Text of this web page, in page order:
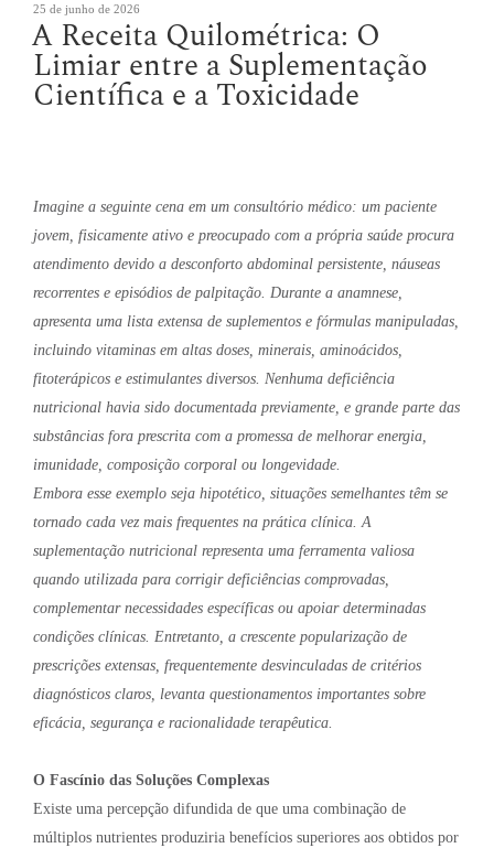
Publicado
em
25 de junho de 2026
A Receita Quilométrica: O
Limiar entre a Suplementação
Científica e a Toxicidade
Imagine a seguinte cena em um consultório médico: um paciente
jovem, fisicamente ativo e preocupado com a própria saúde procura
atendimento devido a desconforto abdominal persistente, náuseas
recorrentes e episódios de palpitação. Durante a anamnese,
apresenta uma lista extensa de suplementos e fórmulas manipuladas,
incluindo vitaminas em altas doses, minerais, aminoácidos,
fitoterápicos e estimulantes diversos. Nenhuma deficiência
nutricional havia sido documentada previamente, e grande parte das
substâncias fora prescrita com a promessa de melhorar energia,
imunidade, composição corporal ou longevidade.
Embora esse exemplo seja hipotético, situações semelhantes têm se
tornado cada vez mais frequentes na prática clínica. A
suplementação nutricional representa uma ferramenta valiosa
quando utilizada para corrigir deficiências comprovadas,
complementar necessidades específicas ou apoiar determinadas
condições clínicas. Entretanto, a crescente popularização de
prescrições extensas, frequentemente desvinculadas de critérios
diagnósticos claros, levanta questionamentos importantes sobre
eficácia, segurança e racionalidade terapêutica.
O Fascínio das Soluções Complexas
Existe uma percepção difundida de que uma combinação de
múltiplos nutrientes produziria benefícios superiores aos obtidos por